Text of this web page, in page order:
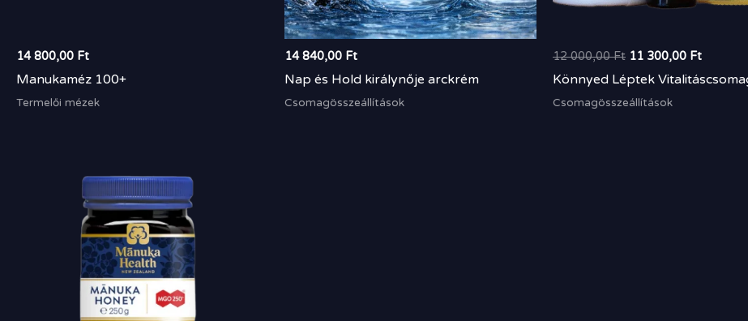
14 800,00 Ft
Manukaméz 100+
Termelői mézek
14 840,00 Ft
Nap és Hold királynője arckrém
Csomagösszeállítások
12 000,00Ft 11 300,00 Ft
Könnyed Léptek
Csomagösszeállítások